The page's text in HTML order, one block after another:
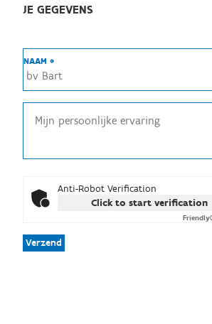
JE GEGEVENS
NAAM *
Anti-Robot Verification
Click to start verification
Friendly
Verzend